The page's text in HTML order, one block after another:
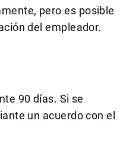
pero es posible
del empleador.
90 días. Si se
un acuerdo con el